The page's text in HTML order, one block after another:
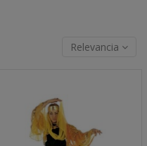
Relevancia